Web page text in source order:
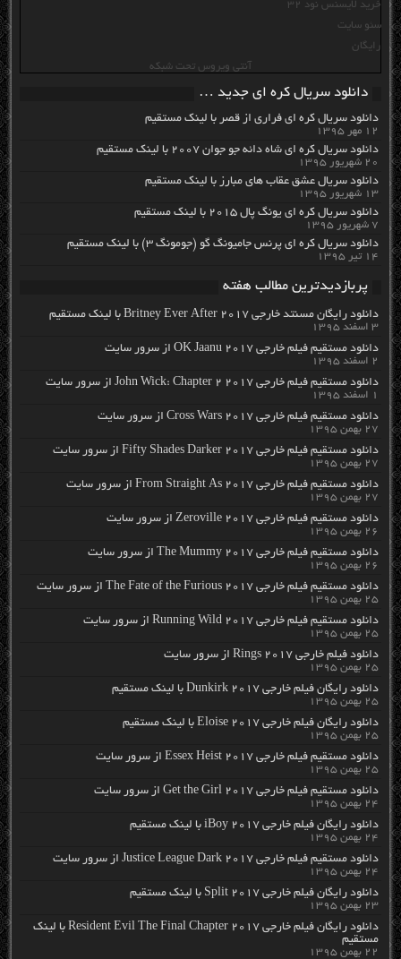
خرید لایسنس نود 32
سئو سایت
رایگان
آنتی ویروس تحت شبکه
دانلود سریال کره ای جدید …
دانلود سریال کره ای فراری از قصر با لینک مستقیم
۱۲ مهر ۱۳۹۵
دانلود سریال کره ای شاه دائه جو جوان ۲۰۰۷ با لینک مستقیم
۲۰ شهریور ۱۳۹۵
دانلود سریال عشق عقاب های مبارز با لینک مستقیم
۱۳ شهریور ۱۳۹۵
دانلود سریال کره ای یونگ پال ۲۰۱۵ با لینک مستقیم
۷ شهریور ۱۳۹۵
دانلود سریال کره ای پرنس جامیونگ گو (جومونگ ۳) با لینک مستقیم
۱۴ تیر ۱۳۹۵
پربازدیدترین مطالب هفته
دانلود رایگان مسنتد خارجی Britney Ever After 2017 با لینک مستقیم
۳ اسفند ۱۳۹۵
دانلود مستقیم فیلم خارجی OK Jaanu 2017 از سرور سایت
۲ اسفند ۱۳۹۵
دانلود مستقیم فیلم خارجی John Wick: Chapter 2 2017 از سرور سایت
۱ اسفند ۱۳۹۵
دانلود مستقیم فیلم خارجی Cross Wars 2017 از سرور سایت
۲۷ بهمن ۱۳۹۵
دانلود مستقیم فیلم خارجی Fifty Shades Darker 2017 از سرور سایت
۲۷ بهمن ۱۳۹۵
دانلود مستقیم فیلم خارجی From Straight As 2017 از سرور سایت
۲۷ بهمن ۱۳۹۵
دانلود مستقیم فیلم خارجی Zeroville 2017 از سرور سایت
۲۶ بهمن ۱۳۹۵
دانلود مستقیم فیلم خارجی The Mummy 2017 از سرور سایت
۲۶ بهمن ۱۳۹۵
دانلود مستقیم فیلم خارجی The Fate of the Furious 2017 از سرور سایت
۲۵ بهمن ۱۳۹۵
دانلود مستقیم فیلم خارجی Running Wild 2017 از سرور سایت
۲۵ بهمن ۱۳۹۵
دانلود فیلم خارجی Rings 2017 از سرور سایت
۲۵ بهمن ۱۳۹۵
دانلود رایگان فیلم خارجی Dunkirk 2017 با لینک مستقیم
۲۵ بهمن ۱۳۹۵
دانلود رایگان فیلم خارجی Eloise 2017 با لینک مستقیم
۲۵ بهمن ۱۳۹۵
دانلود مستقیم فیلم خارجی Essex Heist 2017 از سرور سایت
۲۵ بهمن ۱۳۹۵
دانلود مستقیم فیلم خارجی Get the Girl 2017 از سرور سایت
۲۴ بهمن ۱۳۹۵
دانلود رایگان فیلم خارجی iBoy 2017 با لینک مستقیم
۲۴ بهمن ۱۳۹۵
دانلود مستقیم فیلم خارجی Justice League Dark 2017 از سرور سایت
۲۴ بهمن ۱۳۹۵
دانلود رایگان فیلم خارجی Split 2017 با لینک مستقیم
۲۳ بهمن ۱۳۹۵
دانلود رایگان فیلم خارجی Resident Evil The Final Chapter 2017 با لینک
مستقیم
۲۲ بهمن ۱۳۹۵